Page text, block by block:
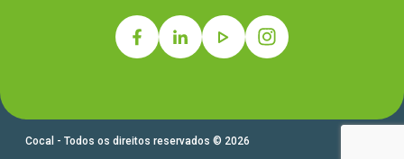
Cocal - Todos os direitos reservados © 2026